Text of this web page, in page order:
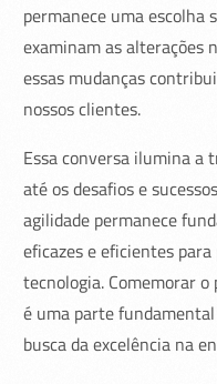
permanece uma escolha
examinam as alterações
essas mudanças
nossos clientes.
Essa conversa ilumina a
até os desafios e
agilidade permanece
eficazes e eficientes
tecnologia. Comemorar
é uma parte
busca da excelência na